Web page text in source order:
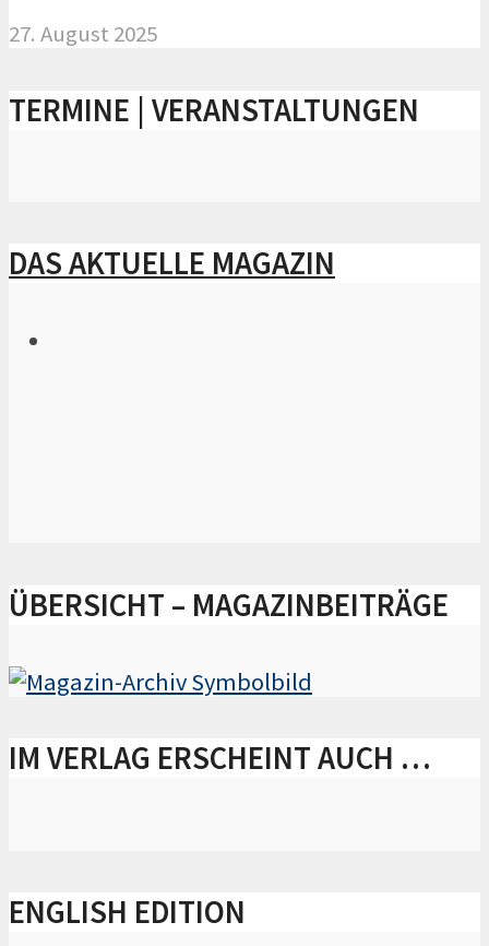
27. August 2025
TERMINE | VERANSTALTUNGEN
DAS AKTUELLE MAGAZIN
ÜBERSICHT – MAGAZINBEITRÄGE
IM VERLAG ERSCHEINT AUCH …
ENGLISH EDITION